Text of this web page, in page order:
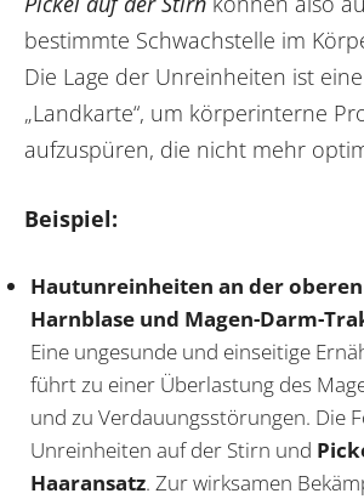
bestimmte Schwachstelle im
Die Lage der Unreinheiten ist
„Landkarte“, um körperinterne
aufzuspüren, die nicht mehr
Beispiel:
Hautunreinheiten an der oberen
Harnblase und Magen-Darm-
Eine ungesunde und einseitige
führt zu einer Überlastung des
und zu Verdauungsstörungen. Die
Unreinheiten auf der Stirn und
Haaransatz. Zur wirksamen